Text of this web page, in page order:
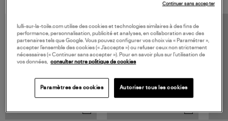
lulli-sur-la-toile.com utilise des cookies et technologies similaires à des fins de
performance, personnalisation, publicité et analyses, en collaboration avec des
partenaires tels que Google. Vous pouvez configurer vos choix via « Paramétrer »,
accepter l’ensemble des cookies (« J’accepte ») ou refuser ceux non strictement
nécessaires (« Continuer sans accepter »). Pour en savoir plus sur l’utilisation de
vos données, consulter notre politique de cookies
Paramètres des cookies Autoriser tous les cookies
Continuer sans accepter